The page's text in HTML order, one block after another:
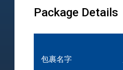
Package Details
包裹名字